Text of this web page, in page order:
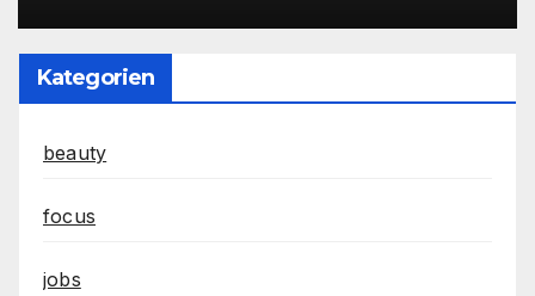
Kategorien
beauty
focus
jobs